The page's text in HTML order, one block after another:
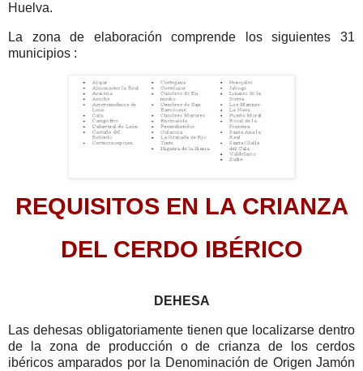
Huelva.
La zona de elaboración comprende los siguientes 31
municipios :
REQUISITOS EN LA CRIANZA
DEL CERDO IBÉRICO
DEHESA
Las dehesas obligatoriamente tienen que localizarse dentro
de la zona de producción o de crianza de los cerdos
ibéricos amparados por la Denominación de Origen Jamón